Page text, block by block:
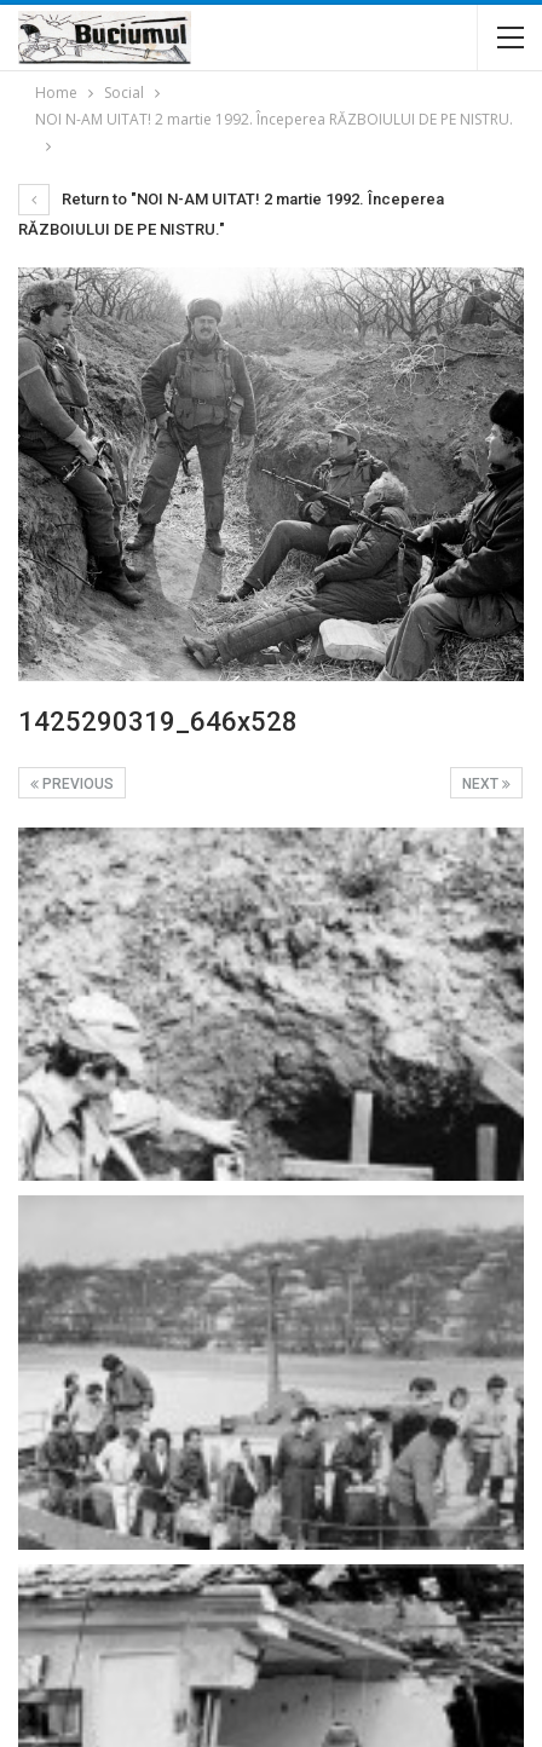
Home
Social
NOI N-AM UITAT! 2 martie 1992. Începerea RĂZBOIULUI DE PE NISTRU.
Return to "NOI N-AM UITAT! 2 martie 1992. Începerea
RĂZBOIULUI DE PE NISTRU."
1425290319_646x528
NEXT
PREVIOUS